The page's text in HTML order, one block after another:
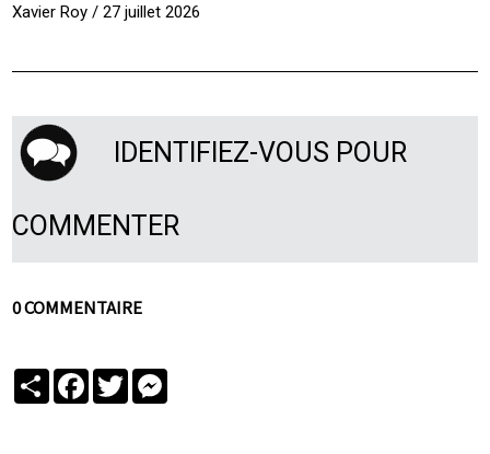
Xavier Roy / 27 juillet 2026
IDENTIFIEZ-VOUS POUR
COMMENTER
0 COMMENTAIRE
PartagerFacebook
Twitter